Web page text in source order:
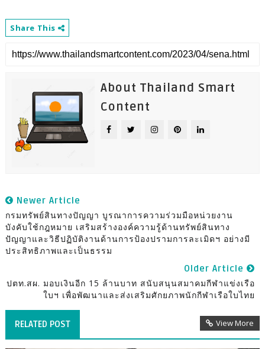
Share This
About Thailand Smart
Content
Newer Article
กรมทรัพย์สินทางปัญญา บูรณาการความร่วมมือหน่วยงาน
บังคับใช้กฎหมาย เสริมสร้างองค์ความรู้ด้านทรัพย์สินทาง
ปัญญาและวิธีปฏิบัติงานด้านการป้องปรามการละเมิดฯ อย่างมี
ประสิทธิภาพและเป็นธรรม
Older Article
ปตท.สผ. มอบเงินอีก 15 ล้านบาท สนับสนุนสมาคมกีฬาแข่งเรือ
ใบฯ เพื่อพัฒนาและส่งเสริมศักยภาพนักกีฬาเรือใบไทย
RELATED POST View More